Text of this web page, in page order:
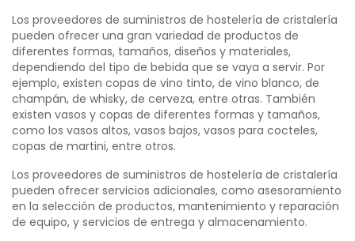
Los proveedores de suministros de hostelería de cristalería
pueden ofrecer una gran variedad de productos de
diferentes formas, tamaños, diseños y materiales,
dependiendo del tipo de bebida que se vaya a servir. Por
ejemplo, existen copas de vino tinto, de vino blanco, de
champán, de whisky, de cerveza, entre otras. También
existen vasos y copas de diferentes formas y tamaños,
como los vasos altos, vasos bajos, vasos para cocteles,
copas de martini, entre otros.
Los proveedores de suministros de hostelería de cristalería
pueden ofrecer servicios adicionales, como asesoramiento
en la selección de productos, mantenimiento y reparación
de equipo, y servicios de entrega y almacenamiento.